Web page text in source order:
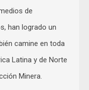
de
han logrado un
camine en toda
Latina y de Norte
Minera.